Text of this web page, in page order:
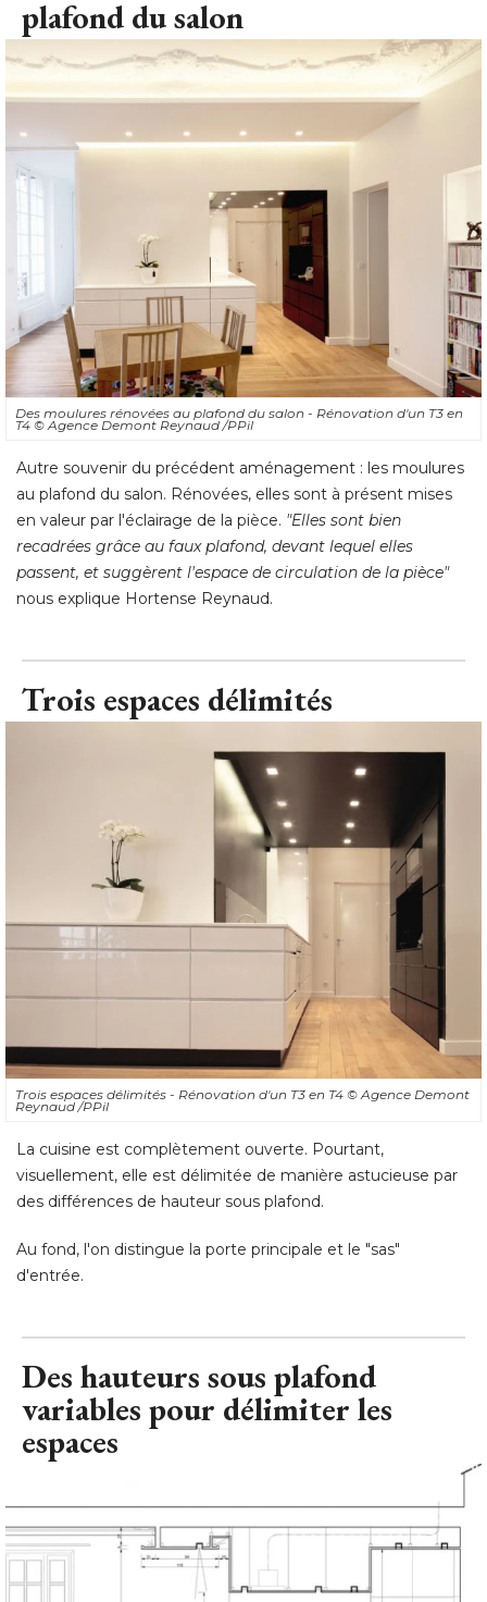
plafond du salon
Des moulures rénovées au plafond du salon - Rénovation d'un T3 en
T4 © Agence Demont Reynaud /PPil
Autre souvenir du précédent aménagement : les moulures
au plafond du salon. Rénovées, elles sont à présent mises
en valeur par l'éclairage de la pièce. "Elles sont bien
recadrées grâce au faux plafond, devant lequel elles
passent, et suggèrent l'espace de circulation de la pièce"
nous explique Hortense Reynaud.
Trois espaces délimités
Trois espaces délimités - Rénovation d'un T3 en T4 © Agence Demont
Reynaud /PPil
La cuisine est complètement ouverte. Pourtant,
visuellement, elle est délimitée de manière astucieuse par
des différences de hauteur sous plafond.
Au fond, l'on distingue la porte principale et le "sas"
d'entrée.
Des hauteurs sous plafond
variables pour délimiter les
espaces